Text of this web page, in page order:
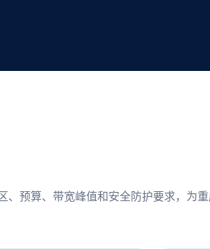
、预算、带宽峰值和安全防护要求，为